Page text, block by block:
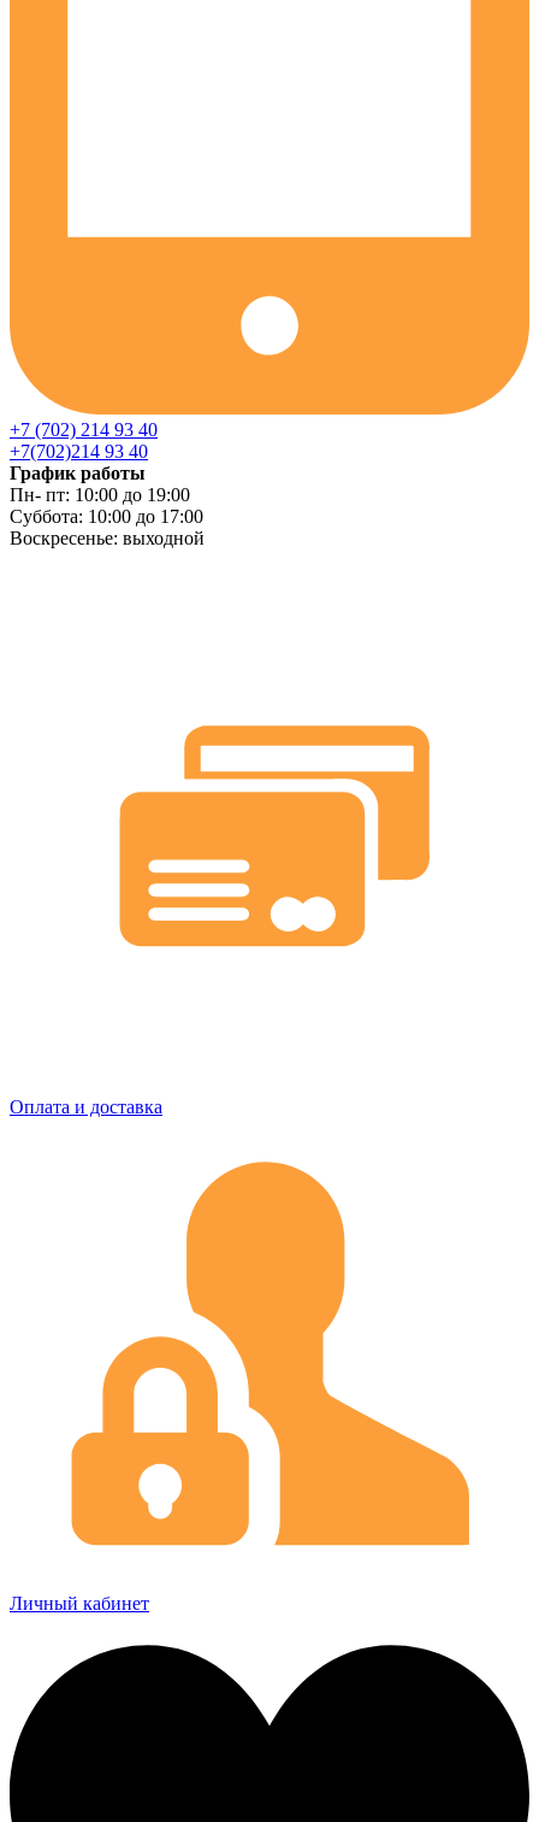
+7 (702) 214 93 40
+7(702)214 93 40
График работы
Пн- пт: 10:00 до 19:00
Суббота: 10:00 до 17:00
Воскресенье: выходной
Оплата и доставка
Личный кабинет